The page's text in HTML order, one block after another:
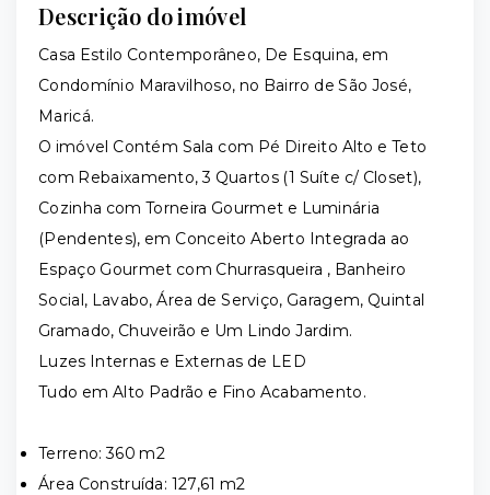
Descrição do imóvel
Casa Estilo Contemporâneo, De Esquina, em
Condomínio Maravilhoso, no Bairro de São José,
Maricá.
O imóvel Contém Sala com Pé Direito Alto e Teto
com Rebaixamento, 3 Quartos (1 Suíte c/ Closet),
Cozinha com Torneira Gourmet e Luminária
(Pendentes), em Conceito Aberto Integrada ao
Espaço Gourmet com Churrasqueira , Banheiro
Social, Lavabo, Área de Serviço, Garagem, Quintal
Gramado, Chuveirão e Um Lindo Jardim.
Luzes Internas e Externas de LED
Tudo em Alto Padrão e Fino Acabamento.
Terreno: 360 m2
Área Construída: 127,61 m2